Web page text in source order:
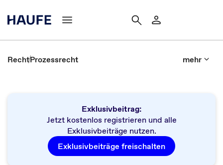
RechtProzessrecht mehr
Exklusivbeitrag:
Jetzt kostenlos registrieren und alle
Exklusivbeiträge nutzen.
Exklusivbeiträge freischalten